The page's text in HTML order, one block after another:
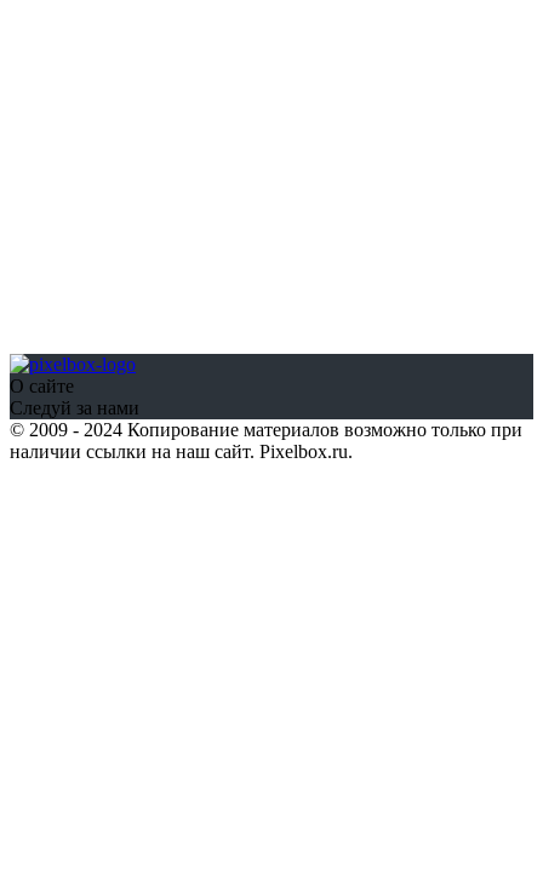
О сайте
Следуй за нами
© 2009 - 2024 Копирование материалов возможно только при
наличии ссылки на наш сайт. Pixelbox.ru.